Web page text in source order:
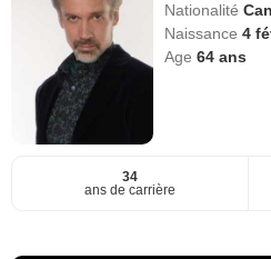
Nationalité
Naissance4
Age64 ans
34
ans de carrière